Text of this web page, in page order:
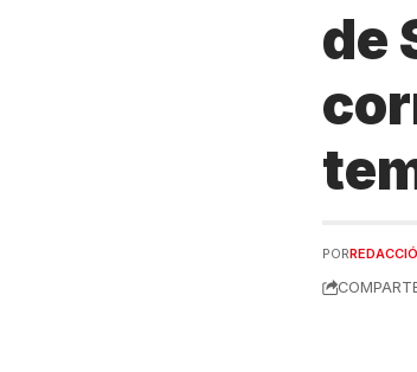
de
POR